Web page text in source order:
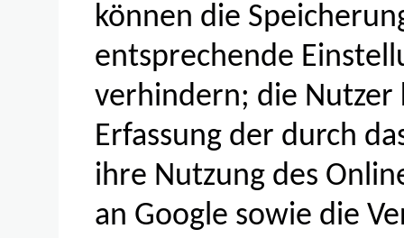
können die
entsprechende
verhindern; die Nutzer
Erfassung der durch
ihre Nutzung des
an Google sowie die